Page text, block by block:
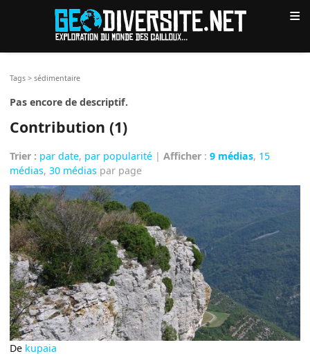
≡
Tags >sédimentaire
Pas encore de descriptif.
Contribution (1)
Trier : par date, par popularité |Afficher :9 médias, 15
médias,30 médias par page
De kupaia